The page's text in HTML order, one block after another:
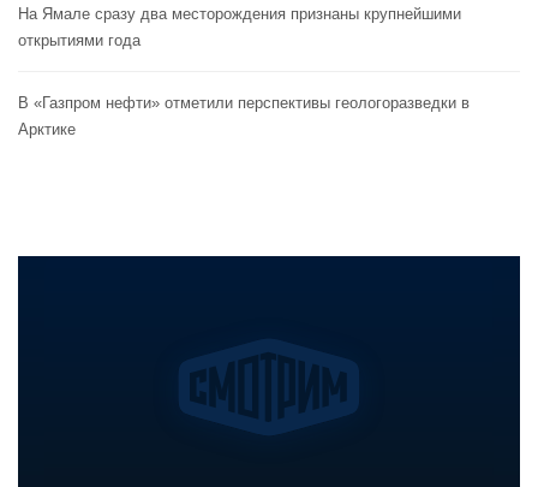
На Ямале сразу два месторождения признаны крупнейшими
открытиями года
В «Газпром нефти» отметили перспективы геологоразведки в
Арктике